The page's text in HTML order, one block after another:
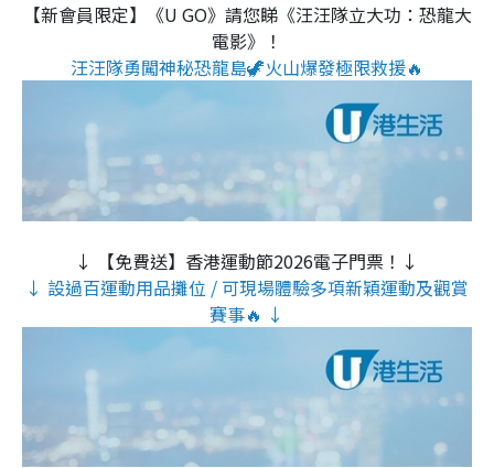
【新會員限定】《U GO》請您睇《汪汪隊立大功：恐龍大
電影》！
汪汪隊勇闖神秘恐龍島🦖火山爆發極限救援🔥
↓ 【免費送】香港運動節2026電子門票！↓
↓ 設過百運動用品攤位 / 可現場體驗多項新穎運動及觀賞
賽事🔥 ↓